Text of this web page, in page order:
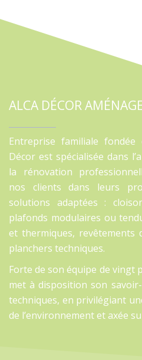
ALCA DÉCOR
Entreprise familiale
Décor est spécialisée dans
la rénovation
nos clients dans leurs
solutions adaptées :
plafonds modulaires ou
et thermiques, revêtements
planchers techniques.
Forte de son équipe de vingt
met à disposition son
techniques, en privilégiant
de l’environnement et axée